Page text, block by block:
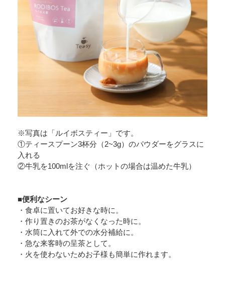
※写真は「ルイボスティー」です。
①ティースプーン3杯分（2~3g）のパウダーをグラスに
入れる
②牛乳を100mlを注ぐ（ホットの場合は温めた牛乳）
■便利なシーン
・食卓に置いてお好きな時に。
・作り置きのお茶がなくなった時に。
・水筒に入れて外での水分補給に。
・急な来客時の呈茶として。
・火を使わないためお子様も簡単に作れます。